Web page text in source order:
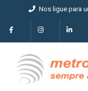
conteúdo
Nos ligue para